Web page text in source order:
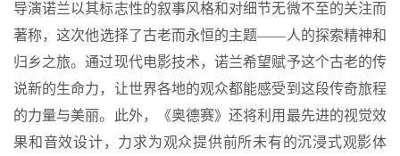
导演诺兰以其标志性的叙事风格和对细节无微不至的关注而
著称，这次他选择了古老而永恒的主题——人的探索精神和
归乡之旅。通过现代电影技术，诺兰希望赋予这个古老的传
说新的生命力，让世界各地的观众都能感受到这段传奇旅程
的力量与美丽。此外，《奥德赛》还将利用最先进的视觉效
果和音效设计，力求为观众提供前所未有的沉浸式观影体